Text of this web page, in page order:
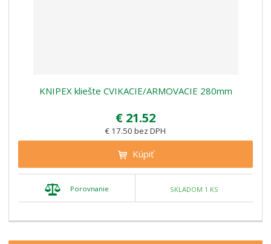
KNIPEX kliešte CVIKACIE/ARMOVACIE 280mm
€ 21.52
€ 17.50 bez DPH
Kúpiť
Porovnanie SKLADOM 1 KS